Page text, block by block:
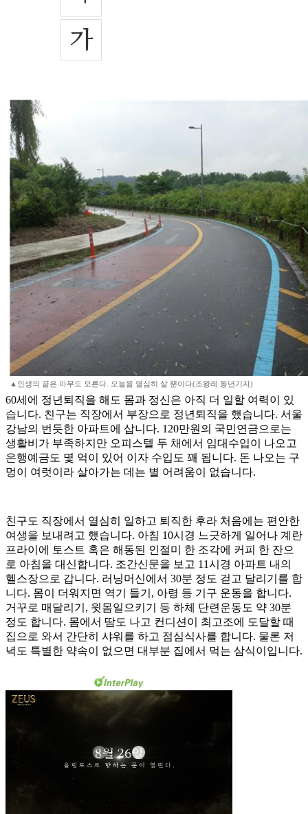
▲인생의 끝은 아무도 모른다. 오늘을 열심히 살 뿐이다(조왕래 동년기자)
60세에 정년퇴직을 해도 몸과 정신은 아직 더 일할 여력이 있
습니다. 친구는 직장에서 부장으로 정년퇴직을 했습니다. 서울
강남의 번듯한 아파트에 삽니다. 120만원의 국민연금으로는
생활비가 부족하지만 오피스텔 두 채에서 임대수입이 나오고
은행예금도 몇 억이 있어 이자 수입도 꽤 됩니다. 돈 나오는 구
멍이 여럿이라 살아가는 데는 별 어려움이 없습니다.
친구도 직장에서 열심히 일하고 퇴직한 후라 처음에는 편안한
여생을 보내려고 했습니다. 아침 10시경 느긋하게 일어나 계란
프라이에 토스트 혹은 해동된 인절미 한 조각에 커피 한 잔으
로 아침을 대신합니다. 조간신문을 보고 11시경 아파트 내의
헬스장으로 갑니다. 러닝머신에서 30분 정도 걷고 달리기를 합
니다. 몸이 더워지면 역기 들기, 아령 등 기구 운동을 합니다.
거꾸로 매달리기, 윗몸일으키기 등 하체 단련운동도 약 30분
정도 합니다. 몸에서 땀도 나고 컨디션이 최고조에 도달할 때
집으로 와서 간단히 샤워를 하고 점심식사를 합니다. 물론 저
녁도 특별한 약속이 없으면 대부분 집에서 먹는 삼식이입니다.